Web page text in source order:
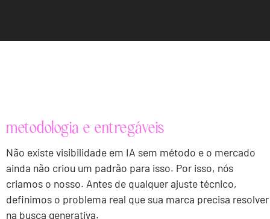
metodologia e entregáveis
Não existe visibilidade em IA sem método e o mercado
ainda não criou um padrão para isso. Por isso, nós
criamos o nosso. Antes de qualquer ajuste técnico,
definimos o problema real que sua marca precisa resolver
na busca generativa.